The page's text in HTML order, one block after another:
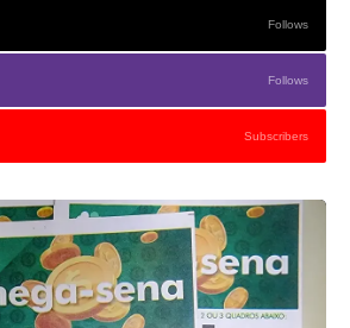
Follows
Follows
Subscribers